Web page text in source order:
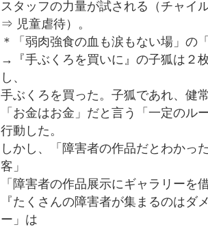
スタッフの力量が試される（チャイ
⇒ 児童虐待）。
＊「弱肉強食の血も涙もない場」の
→『手ぶくろを買いに』の子狐は２
し、
手ぶくろを買った。子狐であれ、健
「お金はお金」だと言う「一定のル
行動した。
しかし、「障害者の作品だとわかっ
客」
「障害者の作品展示にギャラリーを
『たくさんの障害者が集まるのはダ
ー」は